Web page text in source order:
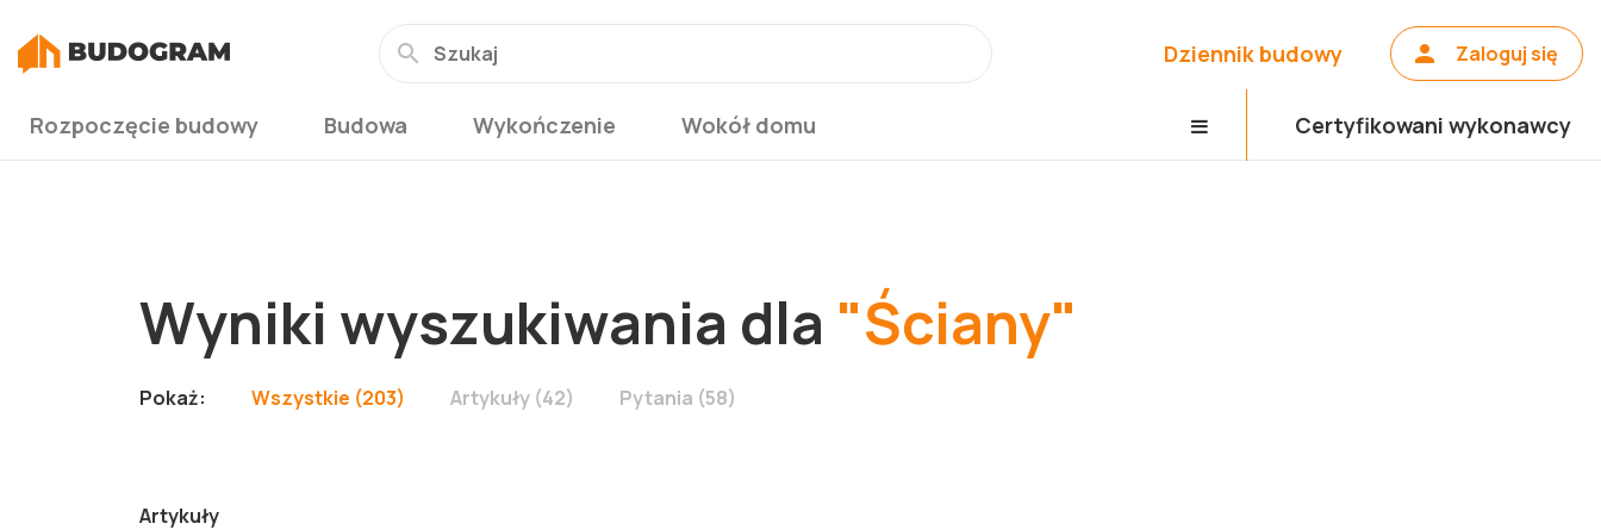
Dziennik budowy Zaloguj się
Rozpoczęcie budowy Budowa Wykończenie Wokół domu Certyfikowani wykonawcy
Wyniki wyszukiwania dla "Ściany"
Pokaż: Wszystkie (203) Artykuły (42) Pytania (58)
Artykuły